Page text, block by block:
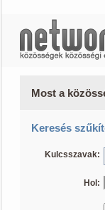
Most a
Keresés
Kulcsszavak:
Hol: